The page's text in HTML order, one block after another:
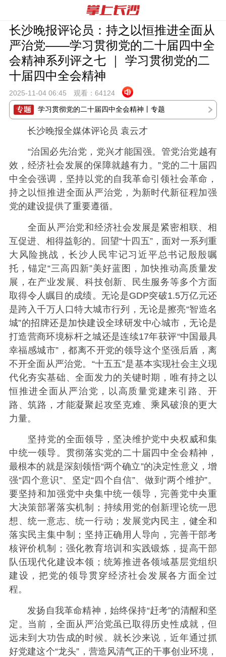
长沙晚报评论员：持之以恒推进全面从
严治党——学习贯彻党的二十届四中全
会精神系列评之七 ｜ 学习贯彻党的二
十届四中全会精神
2025-11-04 06:45 观看： 64124
学习贯彻党的二十届四中全会精神丨专题
长沙晚报全媒体评论员 袁云才
“治国必先治党，党兴才能国强。管党治党越有
效，经济社会发展的保障就越有力。”党的二十届四
中全会强调，坚持以党的自我革命引领社会革命，
持之以恒推进全面从严治党，为新时代新征程加强
党的建设提供了重要遵循。
全面从严治党和经济社会发展是紧密相联、相
互促进、相得益彰的。回望“十四五”，面对一系列重
大风险挑战，长沙人民牢记习近平总书记殷殷嘱
托，锚定“三高四新”美好蓝图，加快推动高质量发
展，在产业发展、科技创新、民生服务等多个方面
取得令人瞩目的成绩。无论是GDP突破1.5万亿元还
是跨入千万人口特大城市行列，无论是擦亮“智造名
城”的招牌还是加快建设全球研发中心城市，无论是
打造营商环境标杆之城还是连续17年获评“中国最具
幸福感城市”，都离不开党的领导这个坚强后盾，离
不开全面从严治党。“十五五”是基本实现社会主义现
代化夯实基础、全面发力的关键时期，唯有持之以
恒推进全面从严治党，以高质量党建来引路、开
路、筑路，才能凝聚起攻坚克难、乘风破浪的更大
力量。
坚持党的全面领导，坚决维护党中央权威和集
中统一领导。贯彻落实党的二十届四中全会精神，
最根本的就是深刻领悟“两个确立”的决定性意义，增
强“四个意识”、坚定“四个自信”、做到“两个维护”。
要坚持和加强党中央集中统一领导，完善党中央重
大决策部署落实机制；持续用党的创新理论统一思
想、统一意志、统一行动；发展党内民主，健全和
落实民主集中制；坚持正确用人导向，完善干部考
核评价机制；强化教育培训和实践锻炼，提高干部
队伍现代化建设本领；统筹推进各领域基层党组织
建设，把党的领导贯穿经济社会发展各方面全过
程。
发扬自我革命精神，始终保持“赶考”的清醒和坚
定。当前，全面从严治党虽已取得历史性成就，但
远未到大功告成的时候。就长沙来说，近年通过抓
好党建这个“龙头”，营造风清气正的干事创业环境，